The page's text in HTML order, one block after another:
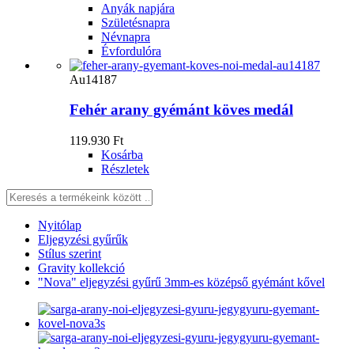
Anyák napjára
Születésnapra
Névnapra
Évfordulóra
Au14187
Fehér arany gyémánt köves medál
119.930 Ft
Kosárba
Részletek
Nyitólap
Eljegyzési gyűrűk
Stílus szerint
Gravity kollekció
"Nova" eljegyzési gyűrű 3mm-es középső gyémánt kővel